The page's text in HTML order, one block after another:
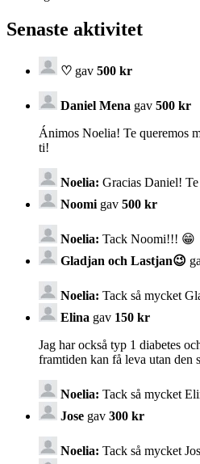
Senaste aktivitet
♡ gav 500 kr
Daniel Mena gav 500 kr
Ánimos Noelia! Te queremos
ti!
Noelia: Gracias Daniel!
Noomi gav 500 kr
Noelia: Tack Noomi!!! 😁
Gladjan och Lastjan😉
Noelia: Tack så mycket
Elina gav 150 kr
Jag har också typ 1 diabetes
framtiden kan få leva utan den
Noelia: Tack så mycket
Jose gav 300 kr
Noelia: Tack så mycket